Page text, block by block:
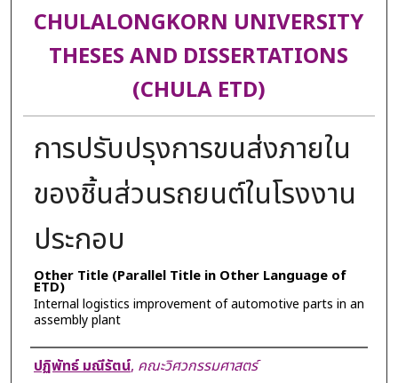
CHULALONGKORN UNIVERSITY
THESES AND DISSERTATIONS
(CHULA ETD)
การปรับปรุงการขนส่งภายใน
ของชิ้นส่วนรถยนต์ในโรงงาน
ประกอบ
Other Title (Parallel Title in Other Language of
ETD)
Internal logistics improvement of automotive parts in an
assembly plant
Author
ปฏิพัทธ์ มณีรัตน์, คณะวิศวกรรมศาสตร์